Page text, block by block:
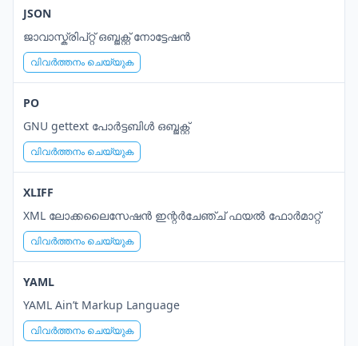
JSON
ജാവാസ്ക്രിപ്റ്റ് ഒബ്ജക്റ്റ് നോട്ടേഷൻ
വിവർത്തനം ചെയ്യുക
PO
GNU gettext പോർട്ടബിൾ ഒബ്ജക്റ്റ്
വിവർത്തനം ചെയ്യുക
XLIFF
XML ലോക്കലൈസേഷൻ ഇന്റർചേഞ്ച് ഫയൽ ഫോർമാറ്റ്
വിവർത്തനം ചെയ്യുക
YAML
YAML Ain’t Markup Language
വിവർത്തനം ചെയ്യുക